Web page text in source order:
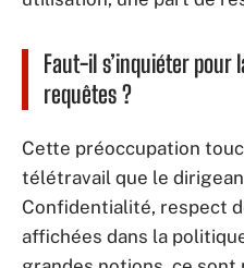
Faut-il s’inquiéter pour
requêtes ?
Cette préoccupation
télétravail que le
Confidentialité, respect
affichées dans la